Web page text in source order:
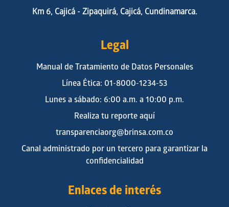
Km 6, Cajicá - Zipaquirá, Cajicá, Cundinamarca.
Legal
Manual de Tratamiento de Datos Personales
Línea Ética: 01-8000-1234-53
Lunes a sábado: 6:00 a.m. a 10:00 p.m.
Realiza tu reporte aquí
transparenciaorg@brinsa.com.co
Canal administrado por un tercero para garantizar la
confidencialidad
Enlaces de interés